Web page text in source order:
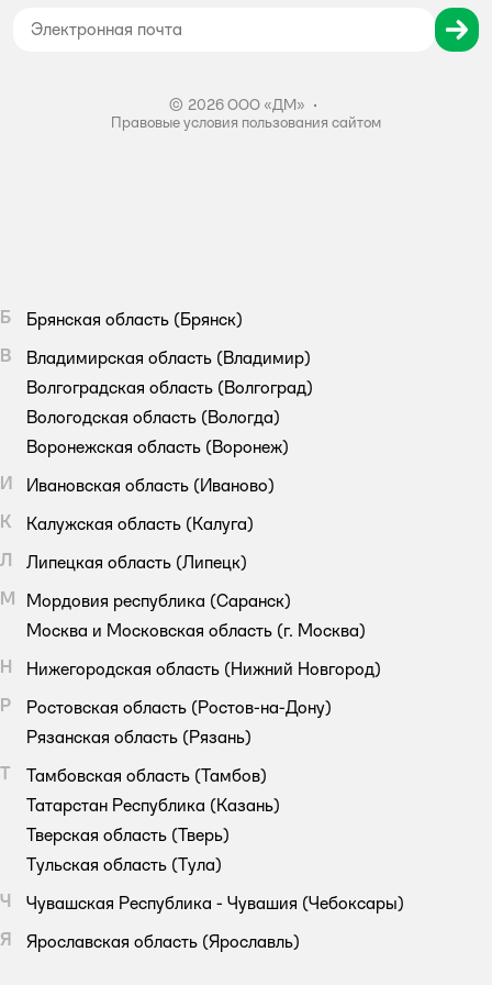
Правила бонусной программы
© 2026 ООО «ДМ» •
Правовые условия пользования сайтом
Б Брянская область (Брянск)
В
Владимирская область (Владимир)
Волгоградская область (Волгоград)
Вологодская область (Вологда)
Воронежская область (Воронеж)
И
Ивановская область (Иваново)
К
Калужская область (Калуга)
Л
Липецкая область (Липецк)
М
Мордовия республика (Саранск)
Москва и Московская область (г. Москва)
Н
Нижегородская область (Нижний Новгород)
Р
Ростовская область (Ростов-на-Дону)
Рязанская область (Рязань)
Т
Тамбовская область (Тамбов)
Татарстан Республика (Казань)
Тверская область (Тверь)
Тульская область (Тула)
Ч
Чувашская Республика - Чувашия (Чебоксары)
Я
Ярославская область (Ярославль)